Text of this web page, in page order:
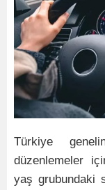
Türkiye
düzenlemeler
yaş grubundaki